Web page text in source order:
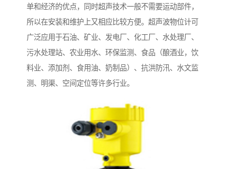
单和经济的优点，同时超声技术一般不需要运动部件，
所以在安装和维护上又相应比较方便。超声波物位计可
广泛应用于石油、矿业、发电厂、化工厂、水处理厂、
污水处理站、农业用水、环保监测、食品（酿酒业，饮
料业、添加剂、食用油、奶制品）、抗洪防汛、水文监
测、明渠、空间定位等许多行业。